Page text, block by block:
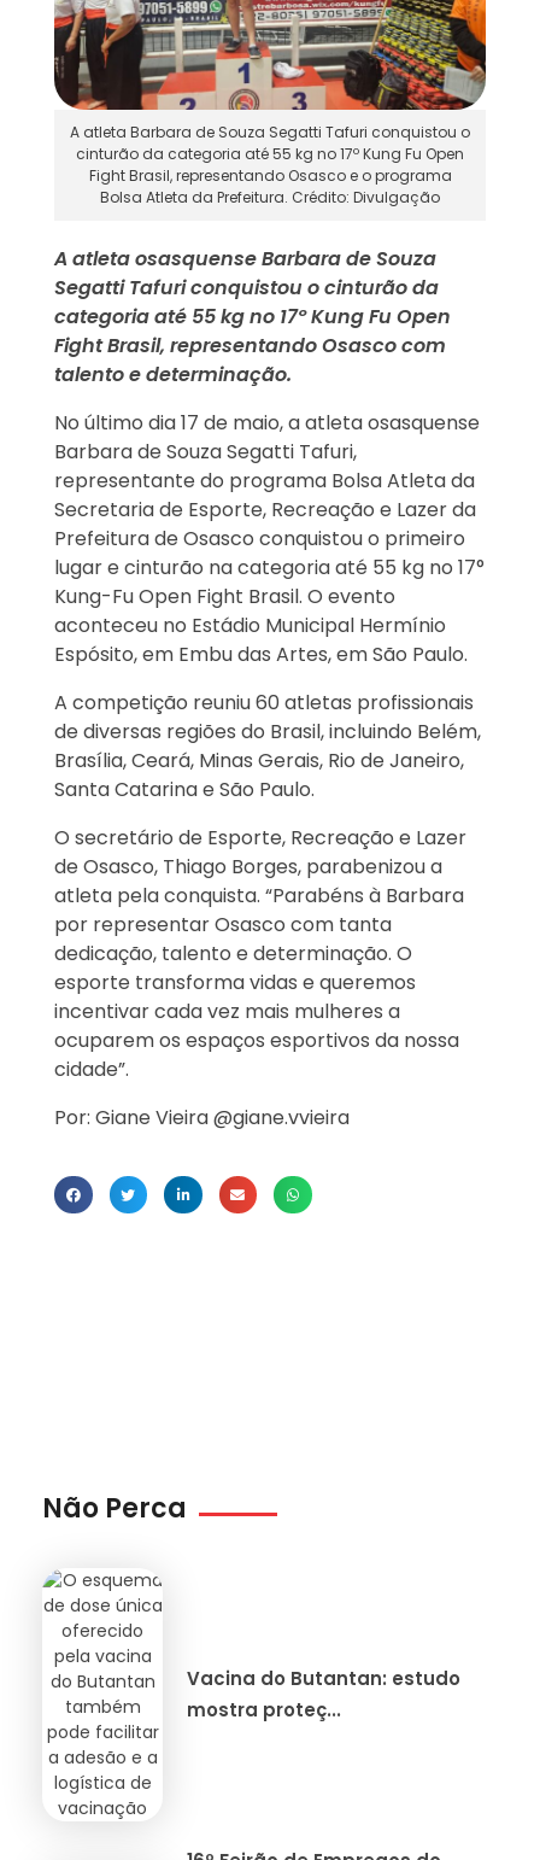
A atleta Barbara de Souza Segatti Tafuri conquistou o
cinturão da categoria até 55 kg no 17º Kung Fu Open
Fight Brasil, representando Osasco e o programa
Bolsa Atleta da Prefeitura. Crédito: Divulgação
A atleta osasquense Barbara de Souza
Segatti Tafuri conquistou o cinturão da
categoria até 55 kg no 17º Kung Fu Open
Fight Brasil, representando Osasco com
talento e determinação.
No último dia 17 de maio, a atleta osasquense
Barbara de Souza Segatti Tafuri,
representante do programa Bolsa Atleta da
Secretaria de Esporte, Recreação e Lazer da
Prefeitura de Osasco conquistou o primeiro
lugar e cinturão na categoria até 55 kg no 17°
Kung-Fu Open Fight Brasil. O evento
aconteceu no Estádio Municipal Hermínio
Espósito, em Embu das Artes, em São Paulo.
A competição reuniu 60 atletas profissionais
de diversas regiões do Brasil, incluindo Belém,
Brasília, Ceará, Minas Gerais, Rio de Janeiro,
Santa Catarina e São Paulo.
O secretário de Esporte, Recreação e Lazer
de Osasco, Thiago Borges, parabenizou a
atleta pela conquista. “Parabéns à Barbara
por representar Osasco com tanta
dedicação, talento e determinação. O
esporte transforma vidas e queremos
incentivar cada vez mais mulheres a
ocuparem os espaços esportivos da nossa
cidade”.
Por: Giane Vieira @giane.vvieira
Não Perca
Vacina do Butantan: estudo
mostra proteç...